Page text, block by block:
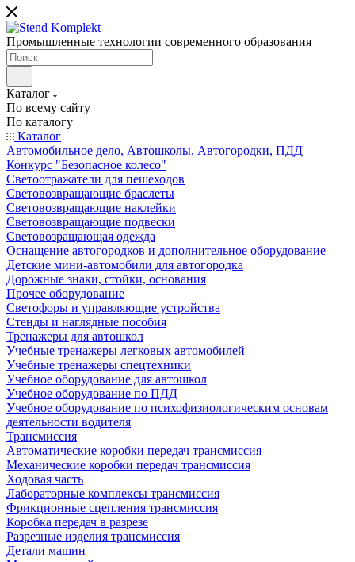
Промышленные технологии современного образования
Каталог
По всему сайту
По каталогу
Каталог
Автомобильное дело, Автошколы, Автогородки, ПДД
Конкурс "Безопасное колесо"
Светоотражатели для пешеходов
Световозвращающие браслеты
Световозвращающие наклейки
Световозвращающие подвески
Световозращающая одежда
Оснащение автогородков и дополнительное оборудование
Детские мини-автомобили для автогородка
Дорожные знаки, стойки, основания
Прочее оборудование
Светофоры и управляющие устройства
Стенды и наглядные пособия
Тренажеры для автошкол
Учебные тренажеры легковых автомобилей
Учебные тренажеры спецтехники
Учебное оборудование для автошкол
Учебное оборудование по ПДД
Учебное оборудование по психофизиологическим основам
деятельности водителя
Трансмиссия
Автоматические коробки передач трансмиссия
Механические коробки передач трансмиссия
Ходовая часть
Лабораторные комплексы трансмиссия
Фрикционные сцепления трансмиссия
Коробка передач в разрезе
Разрезные изделия трансмиссия
Детали машин